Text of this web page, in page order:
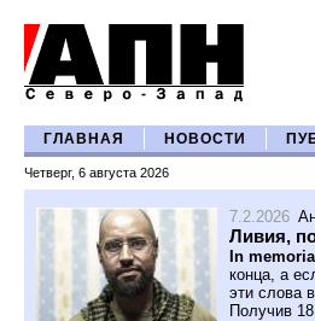
ГЛАВНАЯ НОВОСТИ
Четверг, 6 августа 2026
7.2.2026
Ливия,
In
конца, а
эти слова
Получив